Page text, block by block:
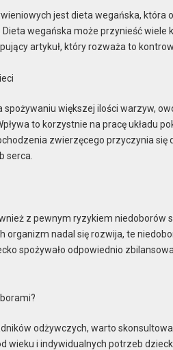
jest dieta wegańska, która
wegańska może przynieść wiele
artykuł, który rozważa to
większej ilości warzyw,
to korzystnie na pracę układu
zwierzęcego przyczynia
serca.
z pewnym ryzykiem niedoborów
organizm nadal się rozwija, te
spożywało odpowiednio
odżywczych, warto
wieku i indywidualnych potrzeb